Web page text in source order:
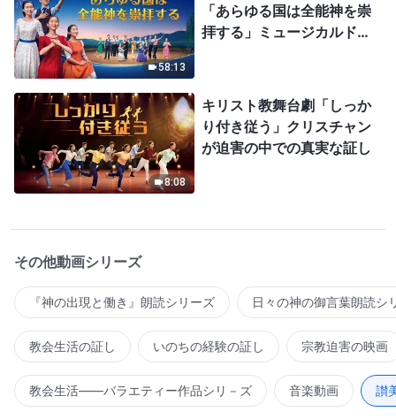
58:13
「あらゆる国は全能神を崇
拝する」ミュージカルドラ
8:08
キリスト教舞台劇「しっか
り付き従う」クリスチャン
が迫害の中での真実な証し
その他動画シリーズ
『神の出現と働き』朗読シリーズ 日々の神の御言葉朗読シ
教会生活の証し いのちの経験の証し 宗教迫害の映画
教会生活――バラエティー作品シリ－ズ 音楽動画 讃